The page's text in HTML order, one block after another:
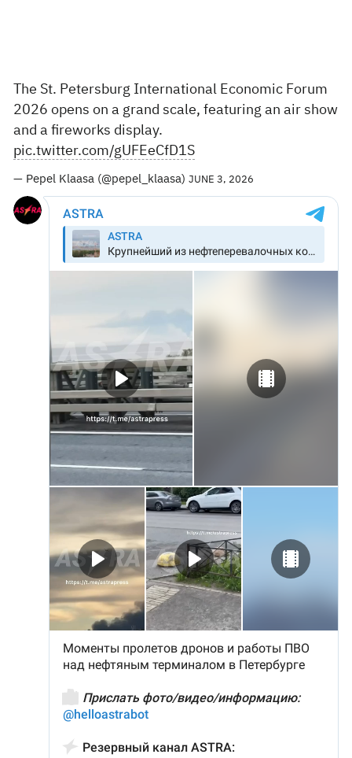
The St. Petersburg International Economic Forum
2026 opens on a grand scale, featuring an air show
and a fireworks display.
pic.twitter.com/gUFEeCfD1S
— Pepel Klaasa (@pepel_klaasa)JUNE 3, 2026